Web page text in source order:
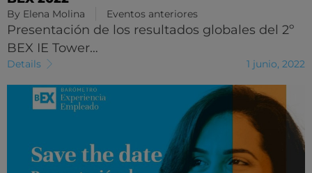
By Elena Molina Eventos anteriores
Presentación de los resultados globales del 2º
BEX IE Tower…
Details 1 junio, 2022